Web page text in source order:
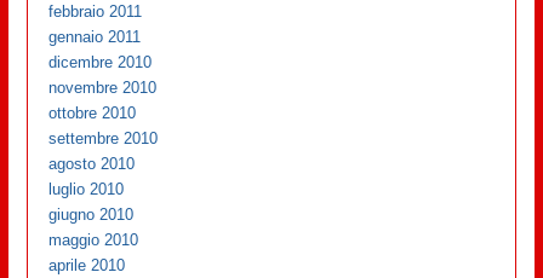
febbraio 2011
gennaio 2011
dicembre 2010
novembre 2010
ottobre 2010
settembre 2010
agosto 2010
luglio 2010
giugno 2010
maggio 2010
aprile 2010